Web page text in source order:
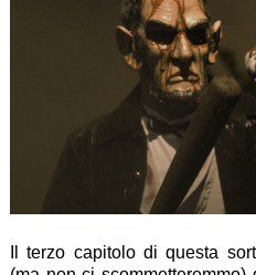
Il terzo capitolo di questa